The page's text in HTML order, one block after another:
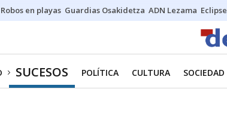
Robos en playas Guardias Osakidetza ADN Lezama Eclipse
SUCESOS POLÍTICA CULTURA SOCIEDAD